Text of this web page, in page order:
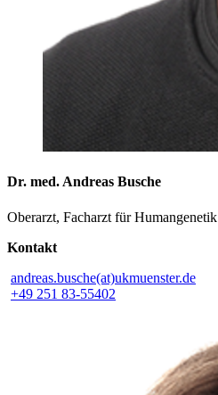
Dr. med. Andreas Busche
Oberarzt, Facharzt für Humangenetik
Kontakt
andreas.busche(at)ukmuenster.de
+49 251 83-55402